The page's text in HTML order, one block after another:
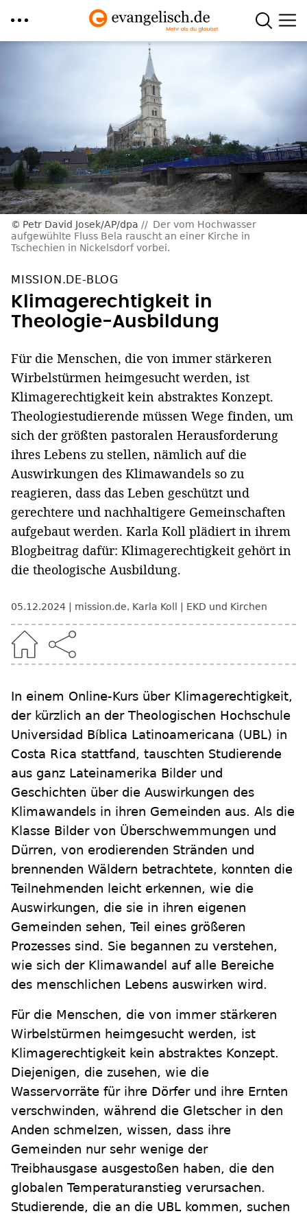
Petr David Josek/AP/dpa
Der vom Hochwasser
aufgewühlte Fluss Bela rauscht an einer Kirche in
Tschechien in Nickelsdorf vorbei.
MISSION.DE-BLOG
Klimagerechtigkeit in
Theologie-Ausbildung
Für die Menschen, die von immer stärkeren
Wirbelstürmen heimgesucht werden, ist
Klimagerechtigkeit kein abstraktes Konzept.
Theologiestudierende müssen Wege finden, um
sich der größten pastoralen Herausforderung
ihres Lebens zu stellen, nämlich auf die
Auswirkungen des Klimawandels so zu
reagieren, dass das Leben geschützt und
gerechtere und nachhaltigere Gemeinschaften
aufgebaut werden. Karla Koll plädiert in ihrem
Blogbeitrag dafür: Klimagerechtigkeit gehört in
die theologische Ausbildung.
05.12.2024 mission.de, Karla Koll EKD und Kirchen
In einem Online-Kurs über Klimagerechtigkeit,
der kürzlich an der Theologischen Hochschule
Universidad Bíblica Latinoamericana (UBL) in
Costa Rica stattfand, tauschten Studierende
aus ganz Lateinamerika Bilder und
Geschichten über die Auswirkungen des
Klimawandels in ihren Gemeinden aus. Als die
Klasse Bilder von Überschwemmungen und
Dürren, von erodierenden Stränden und
brennenden Wäldern betrachtete, konnten die
Teilnehmenden leicht erkennen, wie die
Auswirkungen, die sie in ihren eigenen
Gemeinden sehen, Teil eines größeren
Prozesses sind. Sie begannen zu verstehen,
wie sich der Klimawandel auf alle Bereiche
des menschlichen Lebens auswirken wird.
Für die Menschen, die von immer stärkeren
Wirbelstürmen heimgesucht werden, ist
Klimagerechtigkeit kein abstraktes Konzept.
Diejenigen, die zusehen, wie die
Wasservorräte für ihre Dörfer und ihre Ernten
verschwinden, während die Gletscher in den
Anden schmelzen, wissen, dass ihre
Gemeinden nur sehr wenige der
Treibhausgase ausgestoßen haben, die den
globalen Temperaturanstieg verursachen.
Studierende, die an die UBL kommen, suchen